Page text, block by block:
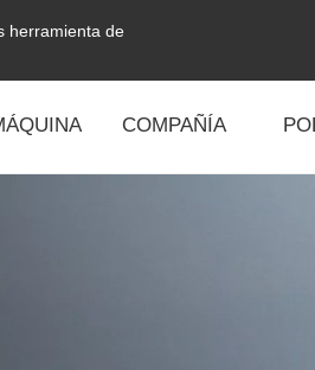
herramienta de
COMPAÑÍA